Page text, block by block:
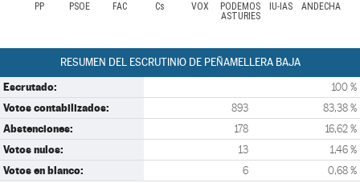
PP PSOE FAC Cs VOX
PODEMOS
ASTURIES
IU-IAS ANDECHA
RESUMEN DEL ESCRUTINIO DE PEÑAMELLERA BAJA
Escrutado: 100 %
Votos contabilizados: 893 83,38 %
Abstenciones: 178 16,62 %
Votos nulos: 13 1,46 %
Votos en blanco: 6 0,68 %